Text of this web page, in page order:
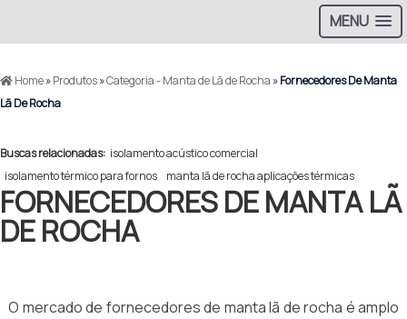
MENU
Home»Produtos»Categoria - Manta de Lã de Rocha »Fornecedores De Manta
Lã De Rocha
Buscas relacionadas: isolamento acústico comercial
isolamento térmico para fornos
manta lã de rocha aplicações térmicas
FORNECEDORES DE MANTA LÃ
DE ROCHA
O mercado de fornecedores de manta lã de rocha é amplo